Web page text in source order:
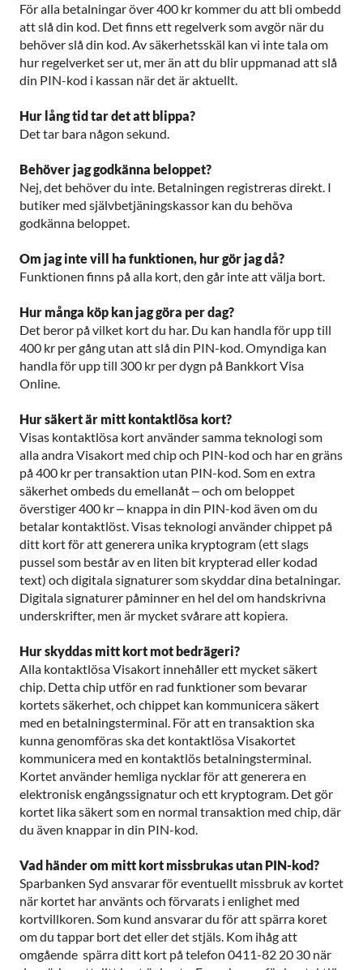
För alla betalningar över 400 kr kommer du att bli ombedd
att slå din kod. Det finns ett regelverk som avgör när du
behöver slå din kod. Av säkerhetsskäl kan vi inte tala om
hur regelverket ser ut, mer än att du blir uppmanad att slå
din PIN-kod i kassan när det är aktuellt.
Hur lång tid tar det att blippa?
Det tar bara någon sekund.
Behöver jag godkänna beloppet?
Nej, det behöver du inte. Betalningen registreras direkt. I
butiker med självbetjäningskassor kan du behöva
godkänna beloppet.
Om jag inte vill ha funktionen, hur gör jag då?
Funktionen finns på alla kort, den går inte att välja bort.
Hur många köp kan jag göra per dag?
Det beror på vilket kort du har. Du kan handla för upp till
400 kr per gång utan att slå din PIN-kod. Omyndiga kan
handla för upp till 300 kr per dygn på Bankkort Visa
Online.
Hur säkert är mitt kontaktlösa kort?
Visas kontaktlösa kort använder samma teknologi som
alla andra Visakort med chip och PIN-kod och har en gräns
på 400 kr per transaktion utan PIN-kod. Som en extra
säkerhet ombeds du emellanåt – och om beloppet
överstiger 400 kr – knappa in din PIN-kod även om du
betalar kontaktlöst. Visas teknologi använder chippet på
ditt kort för att generera unika kryptogram (ett slags
pussel som består av en liten bit krypterad eller kodad
text) och digitala signaturer som skyddar dina betalningar.
Digitala signaturer påminner en hel del om handskrivna
underskrifter, men är mycket svårare att kopiera.
Hur skyddas mitt kort mot bedrägeri?
Alla kontaktlösa Visakort innehåller ett mycket säkert
chip. Detta chip utför en rad funktioner som bevarar
kortets säkerhet, och chippet kan kommunicera säkert
med en betalningsterminal. För att en transaktion ska
kunna genomföras ska det kontaktlösa Visakortet
kommunicera med en kontaktlös betalningsterminal.
Kortet använder hemliga nycklar för att generera en
elektronisk engångssignatur och ett kryptogram. Det gör
kortet lika säkert som en normal transaktion med chip, där
du även knappar in din PIN-kod.
Vad händer om mitt kort missbrukas utan PIN-kod?
Sparbanken Syd ansvarar för eventuellt missbruk av kortet
när kortet har använts och förvarats i enlighet med
kortvillkoren. Som kund ansvarar du för att spärra koret
om du tappar bort det eller det stjäls. Kom ihåg att
omgående spärra ditt kort på telefon 0411-82 20 30 när